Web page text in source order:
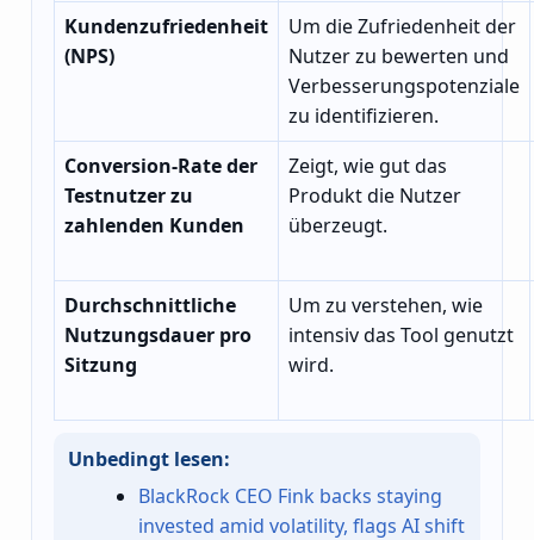
Kundenzufriedenheit
(NPS)
Um die Zufriedenheit der
Nutzer zu bewerten und
Verbesserungspotenziale
zu identifizieren.
Conversion-Rate der
Testnutzer zu
zahlenden Kunden
Zeigt, wie gut das
Produkt die Nutzer
überzeugt.
Durchschnittliche
Nutzungsdauer pro
Sitzung
Um zu verstehen, wie
intensiv das Tool genutzt
wird.
Unbedingt lesen:
BlackRock CEO Fink backs staying
invested amid volatility, flags AI shift